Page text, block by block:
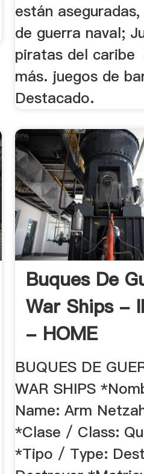
están
de guerra naval;
piratas del caribe
más. juegos de
Destacado.
Buques De
War Ships -
- HOME
BUQUES DE
WAR SHIPS
Name: Arm
*Clase / Class:
*Tipo / Type: